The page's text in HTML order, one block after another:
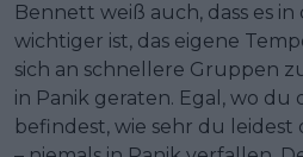
Bennett weiß auch, dass es
wichtiger ist, das eigene
sich an schnellere Gruppen
in Panik geraten. Egal, wo du
befindest, wie sehr du